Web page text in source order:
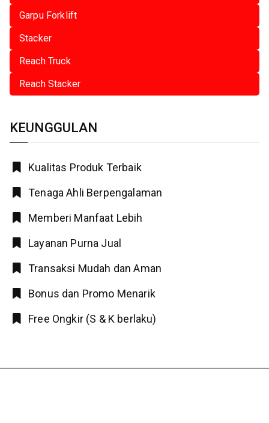
Garpu Forklift
Stacker
Reach Truck
Reach Stacker
KEUNGGULAN
Kualitas Produk Terbaik
Tenaga Ahli Berpengalaman
Memberi Manfaat Lebih
Layanan Purna Jual
Transaksi Mudah dan Aman
Bonus dan Promo Menarik
Free Ongkir (S & K berlaku)